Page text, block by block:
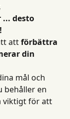
desto
att förbättra
din
mål och
behåller en
viktigt för att